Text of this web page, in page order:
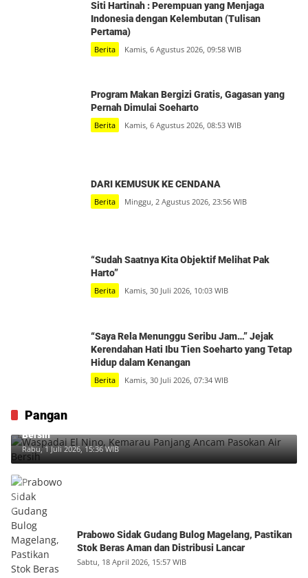
Siti Hartinah : Perempuan yang Menjaga
Indonesia dengan Kelembutan (Tulisan
Pertama)
Berita Kamis, 6 Agustus 2026, 09:58 WIB
Program Makan Bergizi Gratis, Gagasan yang
Pernah Dimulai Soeharto
Berita Kamis, 6 Agustus 2026, 08:53 WIB
DARI KEMUSUK KE CENDANA
Berita Minggu, 2 Agustus 2026, 23:56 WIB
“Sudah Saatnya Kita Objektif Melihat Pak
Harto”
Berita Kamis, 30 Juli 2026, 10:03 WIB
“Saya Rela Menunggu Seribu Jam…” Jejak
Kerendahan Hati Ibu Tien Soeharto yang Tetap
Hidup dalam Kenangan
Berita Kamis, 30 Juli 2026, 07:34 WIB
Pangan
Waspadai El Nino, Kemarau Panjang Ancam Pasokan Air
Bersih
Rabu, 1 Juli 2026, 15:36 WIB
Prabowo Sidak Gudang Bulog Magelang, Pastikan
Stok Beras Aman dan Distribusi Lancar
Sabtu, 18 April 2026, 15:57 WIB